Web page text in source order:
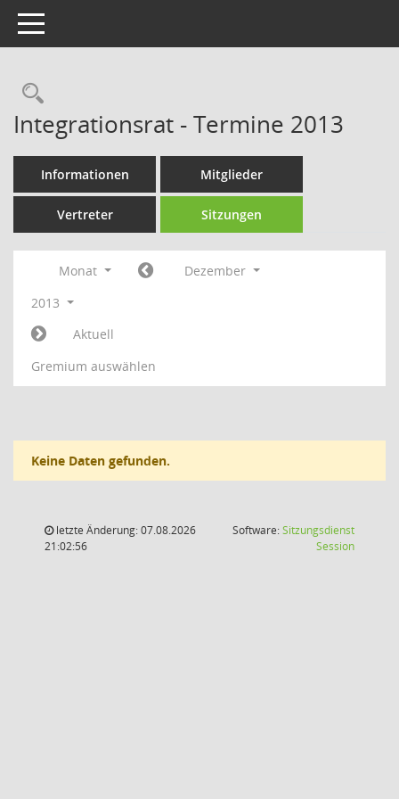
Toggle navigation
Rechercheauswahl
Integrationsrat - Termine 2013
Informationen Mitglieder
Vertreter Sitzungen
Monat
Dezember
2013
Aktuell
Gremium auswählen
Keine Daten gefunden.
letzte Änderung: 07.08.2026
21:02:56
Software:Sitzungsdienst
Session(Wird in